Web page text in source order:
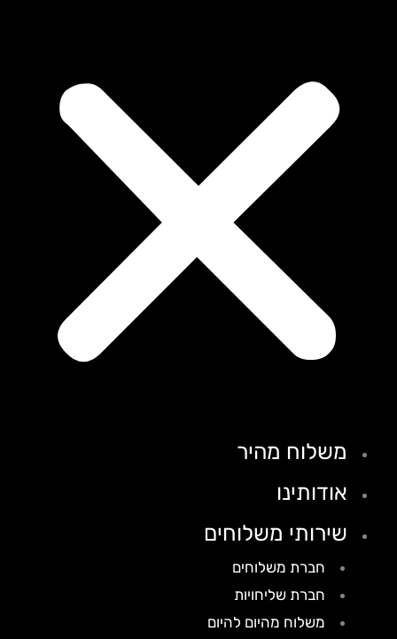
משלוח מהיר
אודותינו
שירותי משלוחים
חברת משלוחים
חברת שליחויות
משלוח מהיום להיום